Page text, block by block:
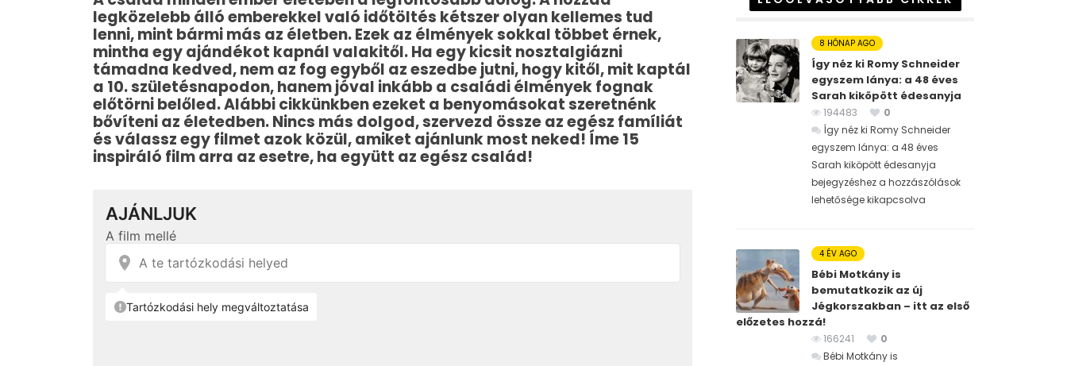
legközelebb álló emberekkel való időtöltés kétszer olyan kellemes tud
lenni, mint bármi más az életben. Ezek az élmények sokkal többet érnek,
mintha egy ajándékot kapnál valakitől. Ha egy kicsit nosztalgiázni
támadna kedved, nem az fog egyből az eszedbe jutni, hogy kitől, mit kaptál
a 10. születésnapodon, hanem jóval inkább a családi élmények fognak
előtörni belőled. Alábbi cikkünkben ezeket a benyomásokat szeretnénk
bővíteni az életedben. Nincs más dolgod, szervezd össze az egész famíliát
és válassz egy filmet azok közül, amiket ajánlunk most neked! Íme 15
inspiráló film arra az esetre, ha együtt az egész család!
8 HÓNAP AGO
Így néz ki Romy Schneider
egyszem lánya: a 48 éves
Sarah kiköpött édesanyja
194483
0
Így néz ki Romy Schneider
egyszem lánya: a 48 éves
Sarah kiköpött édesanyja
bejegyzéshez a hozzászólások
lehetősége kikapcsolva
4 ÉV AGO
Bébi Motkány is
bemutatkozik az új
Jégkorszakban – itt az első
előzetes hozzá!
166241
0
Bébi Motkány is